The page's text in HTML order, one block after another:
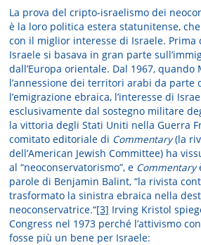
La prova del cripto-israelismo dei
è la loro politica estera statunitense,
con il miglior interesse di Israele. Prima
Israele si basava in gran parte
dall’Europa orientale. Dal 1967,
l’annessione dei territori arabi da parte
l’emigrazione ebraica, l’interesse di
esclusivamente dal sostegno militare
la vittoria degli Stati Uniti nella Guerra
comitato editoriale di Commentary(la
dell’American Jewish Committee) ha
al “neoconservatorismo”, e Commentary
parole di Benjamin Balint, “la rivista
trasformato la sinistra ebraica nella
neoconservatrice.“[3] Irving Kristol
Congress nel 1973 perché l’attivismo
fosse più un bene per Israele: